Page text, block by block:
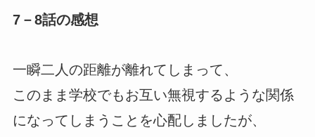
7－8話の感想
一瞬二人の距離が離れてしまって、
このまま学校でもお互い無視するような関係
になってしまうことを心配しましたが、